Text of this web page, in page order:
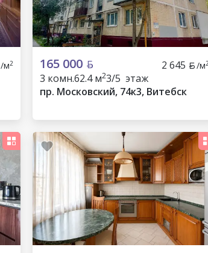
/м2 165 000 2 645 /м
3 комн.62.4 м23/5 этаж
пр. Московский, 74к3, Витебск